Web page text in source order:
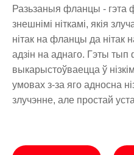
Разьзаныя фланцы - гэта
знешнімі ніткамі, якія
нітак на фланцы да нітак
адзін на аднаго. Гэты
выкарыстоўваецца ў
умовах з-за яго адносна
злучэнне, але простай